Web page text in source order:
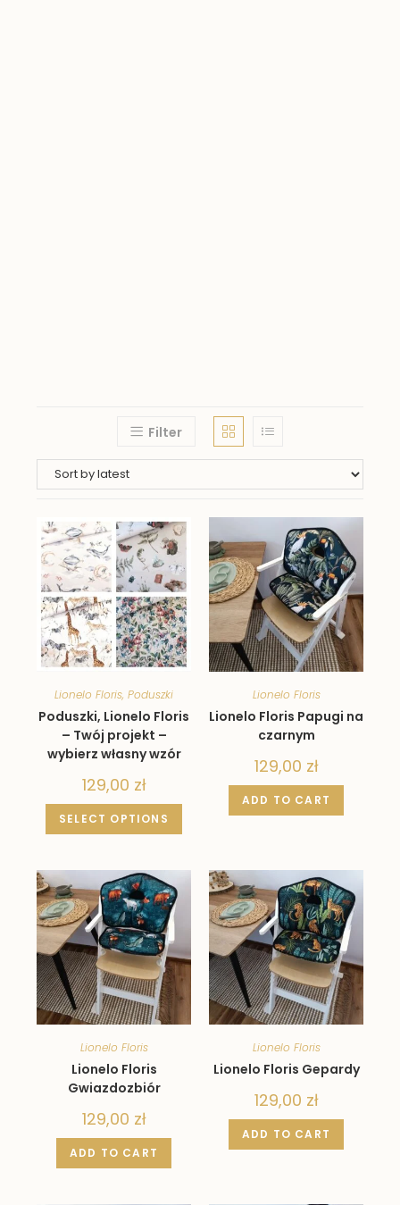
Filter
Lionelo Floris, Poduszki
Poduszki, Lionelo Floris
– Twój projekt –
wybierz własny wzór
129,00 zł
SELECT OPTIONS
Lionelo Floris
Lionelo Floris Papugi na
czarnym
129,00 zł
ADD TO CART
Lionelo Floris
Lionelo Floris
Gwiazdozbiór
129,00 zł
ADD TO CART
Lionelo Floris
Lionelo Floris Gepardy
129,00 zł
ADD TO CART